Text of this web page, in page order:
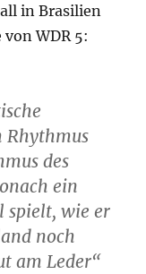
in Brasilien
WDR 5:
Rhythmus
des
ein
spielt, wie er
noch
am Leder“